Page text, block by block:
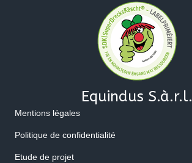
Equindus S.à.r.l.
Mentions légales
Politique de confidentialité
Etude de projet